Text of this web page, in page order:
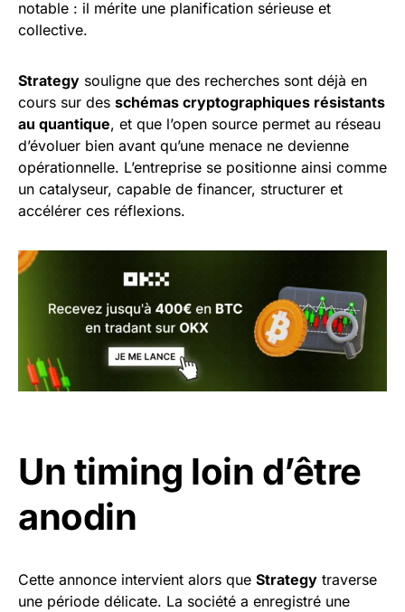
notable : il mérite une planification sérieuse et
collective.
Strategy souligne que des recherches sont déjà en
cours sur des schémas cryptographiques résistants
au quantique, et que l’open source permet au réseau
d’évoluer bien avant qu’une menace ne devienne
opérationnelle. L’entreprise se positionne ainsi comme
un catalyseur, capable de financer, structurer et
accélérer ces réflexions.
Un timing loin d’être
anodin
Cette annonce intervient alors que Strategy traverse
une période délicate. La société a enregistré une